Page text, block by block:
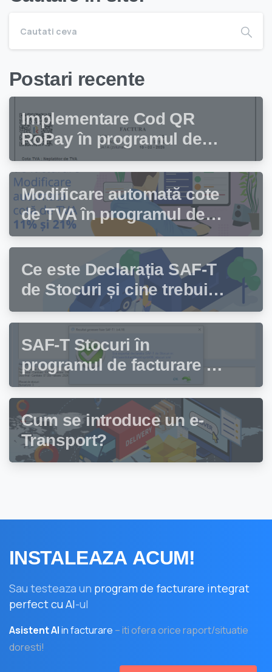
Postari recente
Implementare Cod QR
RoPay în programul de
facturare Facturis
Modificare automată cote
de TVA în programul de
facturare Facturis
Ce este Declarația SAF-T
de Stocuri și cine trebuie
să depună această
declarație?
SAF-T Stocuri în
programul de facturare și
gestiune stocuri Facturis
Cum se introduce un e-
Transport?
INSTALEAZA ACUM!
Sau testeaza un program de facturare integrat
perfect cu AI-ul
Asistent AIin facturare – iti ofera orice raport/situatie
doresti!